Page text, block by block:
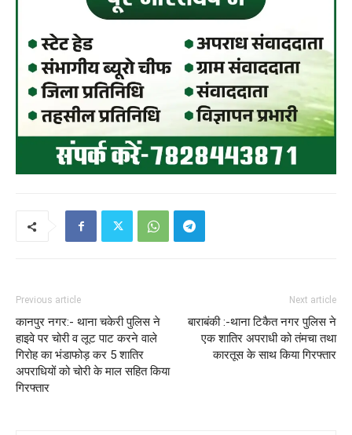
Previous article
कानपुर नगर:- थाना चकेरी पुलिस ने
हाइवे पर चोरी व लूट पाट करने वाले
गिरोह का भंडाफोड़ कर 5 शातिर
अपराधियों को चोरी के माल सहित किया
गिरफ्तार
Next article
बाराबंकी :-थाना टिकैत नगर पुलिस ने
एक शातिर अपराधी को तंमचा तथा
कारतूस के साथ किया गिरफ्तार